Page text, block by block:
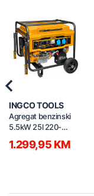
INGCO TOOLS
Agregat benzinski
5.5kW 25l 220-
1.299,95 KM